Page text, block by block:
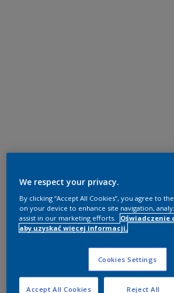
We respect your privacy.
By clicking “Accept All Cookies”, you agree to
on your device to enhance site navigation,
assist in our marketing efforts.
Oświadczenie
aby uzyskać więcej informacji.
Cookies Settings
Reject All
Accept All Cookies